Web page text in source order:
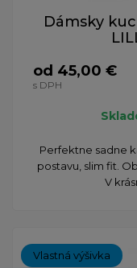
Dámsky
od 45,00 €
s DPH
Perfektne sadne
postavu, slim fit.
V
Vlastná výšivka